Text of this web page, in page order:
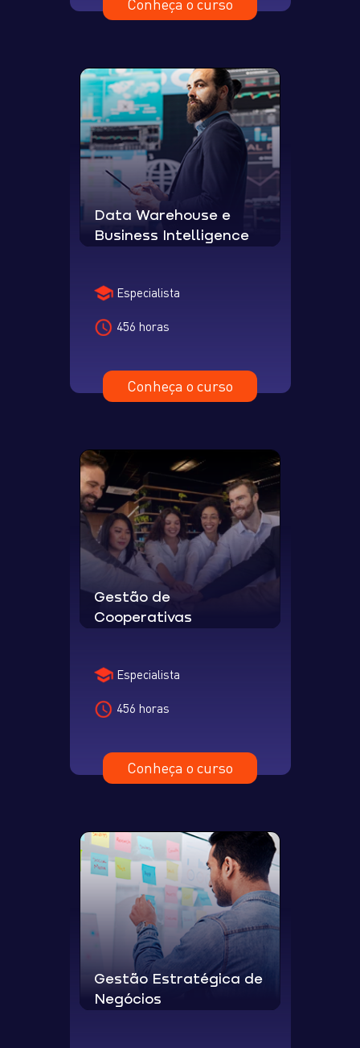
Conheça o curso
Data Warehouse e
Business Intelligence
Especialista
456 horas
Conheça o curso
Gestão de
Cooperativas
Especialista
456 horas
Conheça o curso
Gestão Estratégica de
Negócios